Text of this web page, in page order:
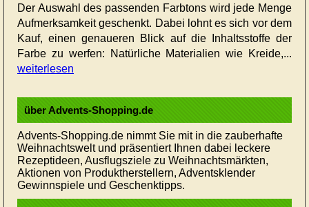
Der Auswahl des passenden Farbtons wird jede Menge
Aufmerksamkeit geschenkt. Dabei lohnt es sich vor dem
Kauf, einen genaueren Blick auf die Inhaltsstoffe der
Farbe zu werfen: Natürliche Materialien wie Kreide,...
weiterlesen
über Advents-Shopping.de
Advents-Shopping.de nimmt Sie mit in die zauberhafte
Weihnachtswelt und präsentiert Ihnen dabei leckere
Rezeptideen, Ausflugsziele zu Weihnachtsmärkten,
Aktionen von Produktherstellern, Adventsklender
Gewinnspiele und Geschenktipps.